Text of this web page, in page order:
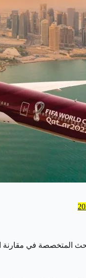
في مقارنة